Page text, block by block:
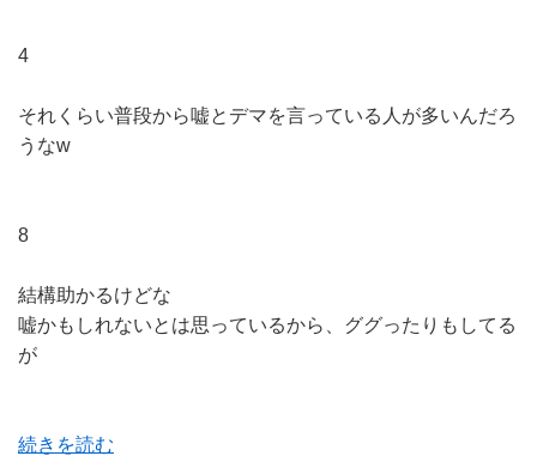
4
それくらい普段から嘘とデマを言っている人が多いんだろ
うなw
8
結構助かるけどな
嘘かもしれないとは思っているから、ググったりもしてる
が
続きを読む